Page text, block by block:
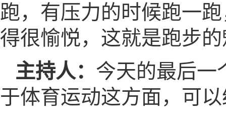
跑，有压力的时候跑一
得很愉悦，这就是跑步
主持人： 今天的最后一
于体育运动这方面，可